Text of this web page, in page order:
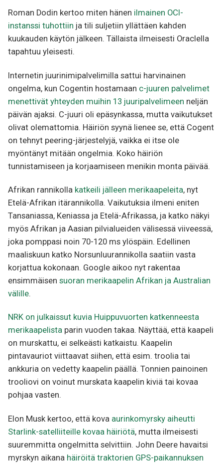
Roman Dodin kertoo miten hänen ilmainen OCI-
instanssi tuhottiin ja tili suljetiin yllättäen kahden
kuukauden käytön jälkeen. Tällaista ilmeisesti Oraclella
tapahtuu yleisesti.
Internetin juurinimipalvelimilla sattui harvinainen
ongelma, kun Cogentin hostamaan c-juuren palvelimet
menettivät yhteyden muihin 13 juuripalvelimeen neljän
päivän ajaksi. C-juuri oli epäsynkassa, mutta vaikutukset
olivat olemattomia. Häiriön syynä lienee se, että Cogent
on tehnyt peering-järjestelyjä, vaikka ei itse ole
myöntänyt mitään ongelmia. Koko häiriön
tunnistamiseen ja korjaamiseen menikin monta päivää.
Afrikan rannikolla katkeili jälleen merikaapeleita, nyt
Etelä-Afrikan itärannikolla. Vaikutuksia ilmeni eniten
Tansaniassa, Keniassa ja Etelä-Afrikassa, ja katko näkyi
myös Afrikan ja Aasian pilvialueiden välisessä viiveessä,
joka pomppasi noin 70-120 ms ylöspäin. Edellinen
maaliskuun katko Norsunluurannikolla saatiin vasta
korjattua kokonaan. Google aikoo nyt rakentaa
ensimmäisen suoran merikaapelin Afrikan ja Australian
välille.
NRK on julkaissut kuvia Huippuvuorten katkenneesta
merikaapelista parin vuoden takaa. Näyttää, että kaapeli
on murskattu, ei selkeästi katkaistu. Kaapelin
pintavauriot viittaavat siihen, että esim. troolia tai
ankkuria on vedetty kaapelin päällä. Tonnien painoinen
trooliovi on voinut murskata kaapelin kiviä tai kovaa
pohjaa vasten.
Elon Musk kertoo, että kova aurinkomyrsky aiheutti
Starlink-satelliiteille kovaa häiriötä, mutta ilmeisesti
suuremmitta ongelmitta selvittiin. John Deere havaitsi
myrskyn aikana häiröitä traktorien GPS-paikannuksen